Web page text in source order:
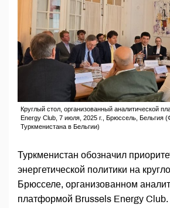
Круглый стол, организованный аналитической
Energy Club, 7 июля, 2025 г., Брюссель, Бельгия
Туркменистана в Бельгии)
Туркменистан обозначил
энергетической политики на
Брюсселе, организованном
платформой Brussels Energy